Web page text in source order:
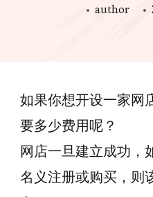
author
如果你想开设一家网
要多少费用呢？
网店一旦建立成功，
名义注册或购买，则